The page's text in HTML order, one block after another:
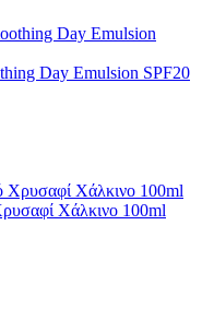
Day Emulsion SPF20
Χάλκινο 100ml